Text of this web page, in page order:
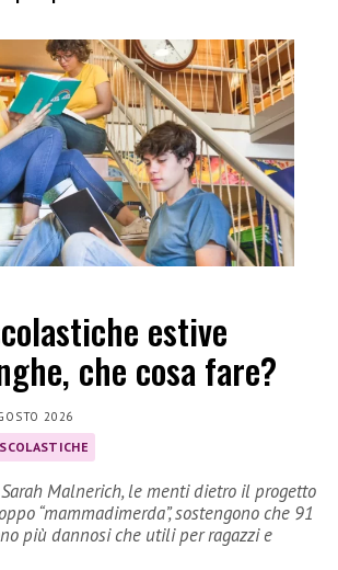
estive
che cosa fare?
2026
Malnerich, le menti dietro il progetto
“mammadimerda”, sostengono che 91
più dannosi che utili per ragazzi e